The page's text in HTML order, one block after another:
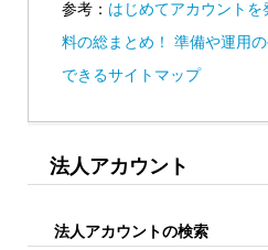
参考： はじめてアカウント
料の総まとめ！ 準備や運用
できるサイトマップ
法人アカウント
法人アカウントの検索